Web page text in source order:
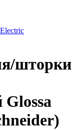
шторки